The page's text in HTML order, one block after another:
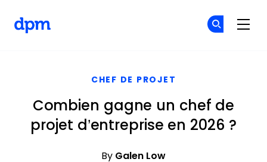
CHEF DE PROJET
Combien gagne un chef de
projet d’entreprise en 2026 ?
By Galen Low